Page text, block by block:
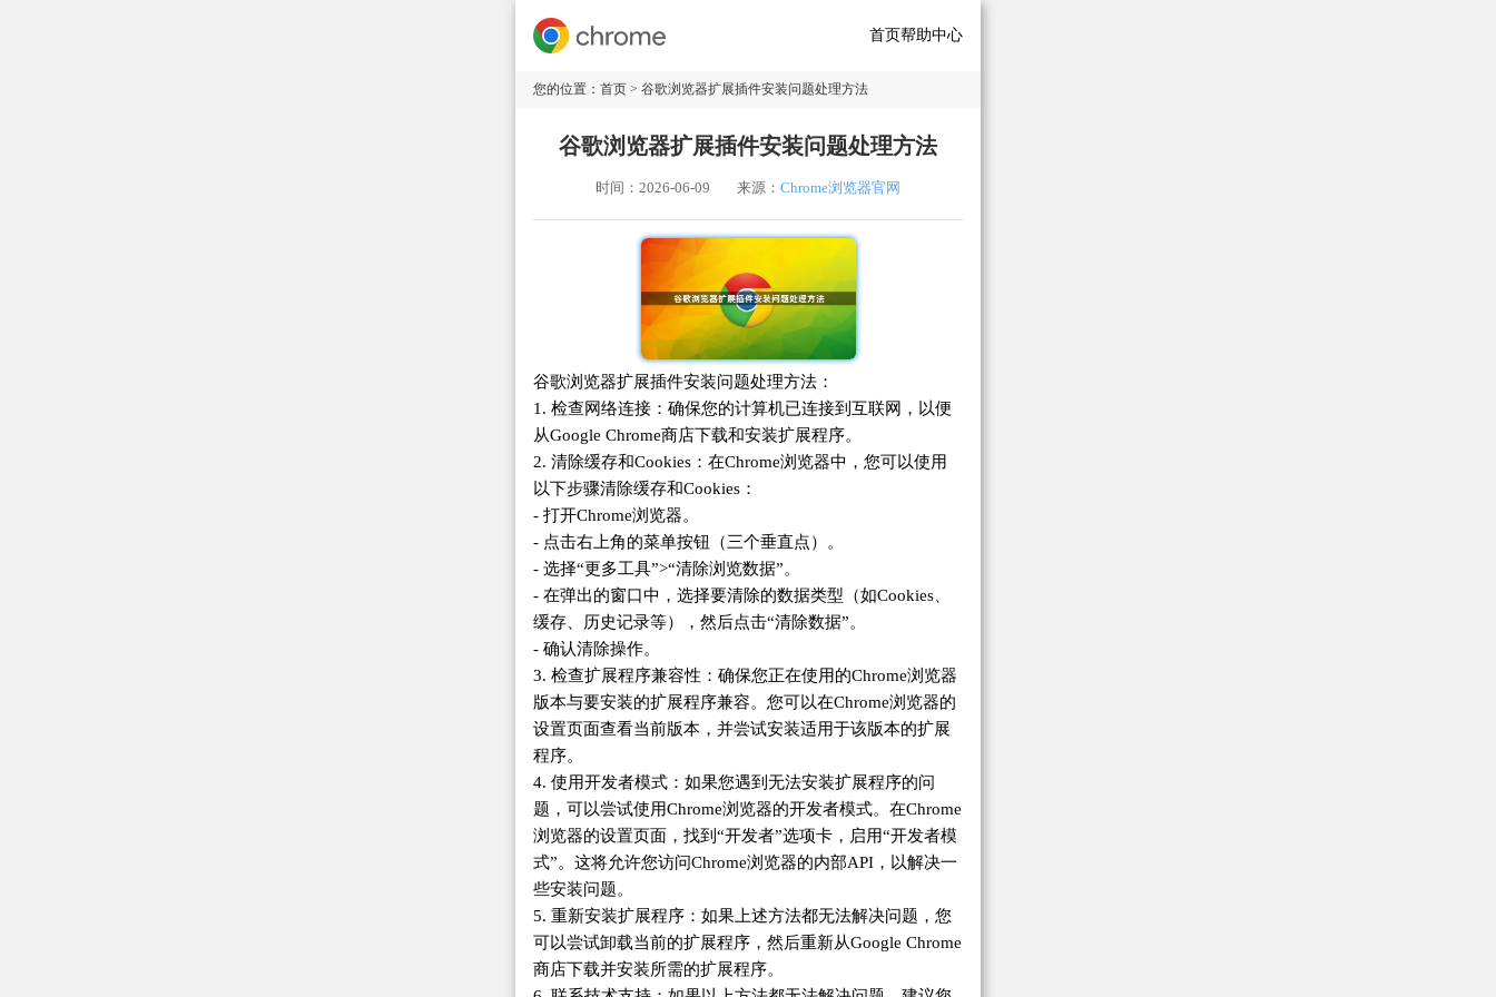
首页帮助中心
您的位置： 首页 > 谷歌浏览器扩展插件安装问题处理方法
谷歌浏览器扩展插件安装问题处理方法
时间：2026-06-09 来源： Chrome浏览器官网
谷歌浏览器扩展插件安装问题处理方法：
1. 检查网络连接：确保您的计算机已连接到互联网，以便
从Google Chrome商店下载和安装扩展程序。
2. 清除缓存和Cookies：在Chrome浏览器中，您可以使用
以下步骤清除缓存和Cookies：
- 打开Chrome浏览器。
- 点击右上角的菜单按钮（三个垂直点）。
- 选择“更多工具”>“清除浏览数据”。
- 在弹出的窗口中，选择要清除的数据类型（如Cookies、
缓存、历史记录等），然后点击“清除数据”。
- 确认清除操作。
3. 检查扩展程序兼容性：确保您正在使用的Chrome浏览器
版本与要安装的扩展程序兼容。您可以在Chrome浏览器的
设置页面查看当前版本，并尝试安装适用于该版本的扩展
程序。
4. 使用开发者模式：如果您遇到无法安装扩展程序的问
题，可以尝试使用Chrome浏览器的开发者模式。在Chrome
浏览器的设置页面，找到“开发者”选项卡，启用“开发者模
式”。这将允许您访问Chrome浏览器的内部API，以解决一
些安装问题。
5. 重新安装扩展程序：如果上述方法都无法解决问题，您
可以尝试卸载当前的扩展程序，然后重新从Google Chrome
商店下载并安装所需的扩展程序。